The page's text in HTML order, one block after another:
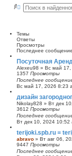
П Р
р
е
н
н
ы
й
п
о
и
к
Темы
Ответы
Просмотры
Последнее сообщение
Посуточная
Alexeu98 » Вс май 17,
1357 Просмотры
Последнее
Вс май 17, 2026 8:23
дизайн
Nikolay828 » Вт дек
3612 Просмотры
Последнее
Вт дек 10, 2024 10:52
terijoki.spb.ru =
abravo » Вт авг 06,
9447 Просмотры
Последнее